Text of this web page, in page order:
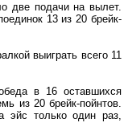
две подачи на вылет.
13 из 20 брейк-
выиграть всего 11
в 16 оставшихся
из 20 брейк-пойнтов.
эйс только один раз,